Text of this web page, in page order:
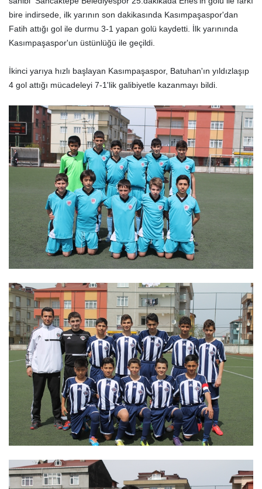
bire indirsede, ilk yarının son dakikasında Kasımpaşaspor'dan
Fatih attığı gol ile durmu 3-1 yapan golü kaydetti. İlk yarınında
Kasımpaşaspor'un üstünlüğü ile geçildi.
İkinci yarıya hızlı başlayan Kasımpaşaspor, Batuhan'ın yıldızlaşıp
4 gol attığı mücadeleyi 7-1'lik galibiyetle kazanmayı bildi.